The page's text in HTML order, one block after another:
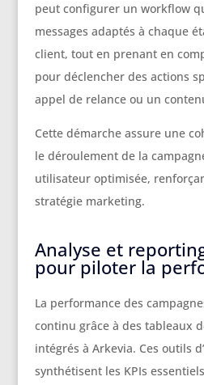
peut configurer un workflow
messages adaptés à chaque
client, tout en prenant en
pour déclencher des actions
appel de relance ou un
Cette démarche assure une
le déroulement de la
utilisateur optimisée,
stratégie marketing.
Analyse et
pour piloter la
La performance des
continu grâce à des tableaux
intégrés à Arkevia. Ces outils
synthétisent les KPIs